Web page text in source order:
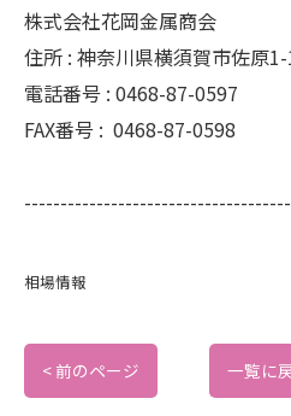
株式会社花岡金属商会
住所 : 神奈川県横須賀市佐原
電話番号 : 0468-87-0597
FAX番号 : 0468-87-0598
相場情報
< 前のページ 一覧に